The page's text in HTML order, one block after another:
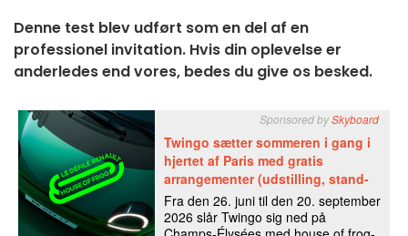
Denne test blev udført som en del af en
professionel invitation. Hvis din oplevelse er
anderledes end vores, bedes du give os besked.